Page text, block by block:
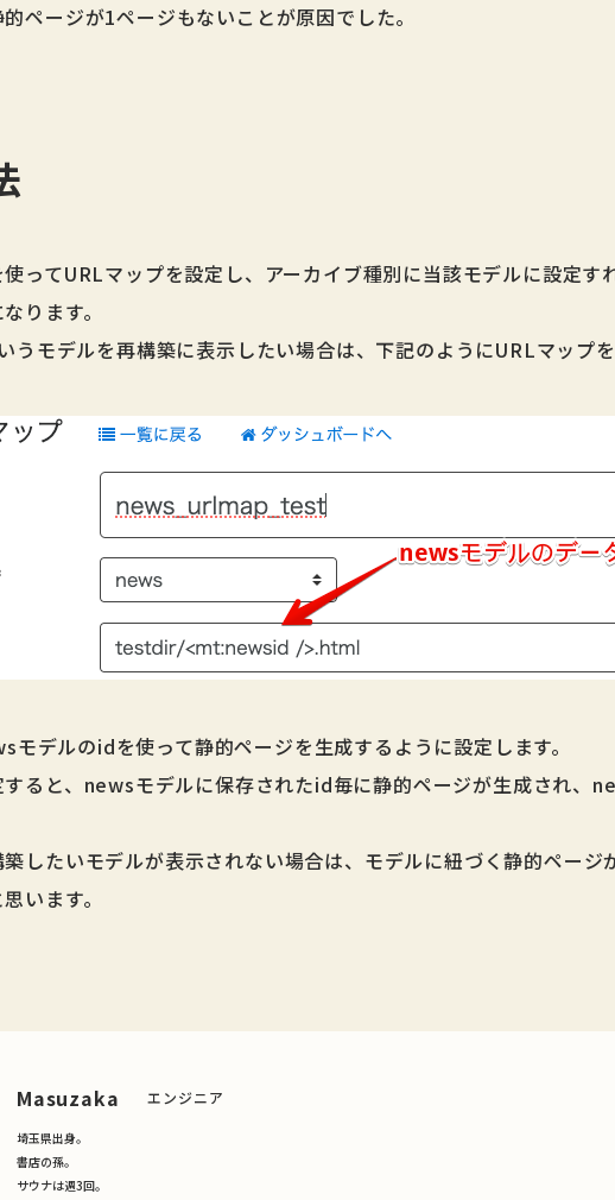
ページが1ページもないことが原因でした。
ってURLマップを設定し、アーカイブ種別に当該モデルに設定す
ります。
うモデルを再構築に表示したい場合は、下記のようにURLマップを
モデルのidを使って静的ページを生成するように設定します。
ると、newsモデルに保存されたid毎に静的ページが生成され、
したいモデルが表示されない場合は、モデルに紐づく静的ページ
います。
Masuzaka エンジニア
埼玉県出身。
書店の孫。
サウナは週3回。